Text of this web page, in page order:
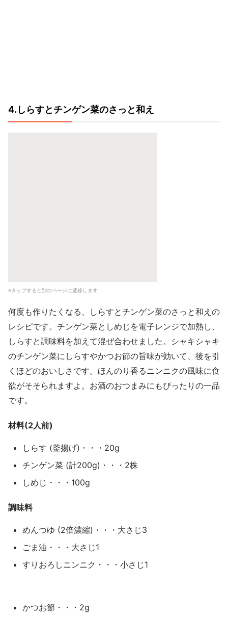
4.しらすとチンゲン菜のさっと和え
※タップすると別のページに遷移します
何度も作りたくなる、しらすとチンゲン菜のさっと和えの
レシピです。チンゲン菜としめじを電子レンジで加熱し、
しらすと調味料を加えて混ぜ合わせました。シャキシャキ
のチンゲン菜にしらすやかつお節の旨味が効いて、後を引
くほどのおいしさです。ほんのり香るニンニクの風味に食
欲がそそられますよ。お酒のおつまみにもぴったりの一品
です。
材料(2人前)
しらす (釜揚げ)・・・20g
チンゲン菜 (計200g)・・・2株
しめじ・・・100g
調味料
めんつゆ (2倍濃縮)・・・大さじ3
ごま油・・・大さじ1
すりおろしニンニク・・・小さじ1
かつお節・・・2g